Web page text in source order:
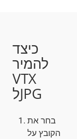
כיצד
להמיר
VTX
לJPG
בחר את
הקובץ על